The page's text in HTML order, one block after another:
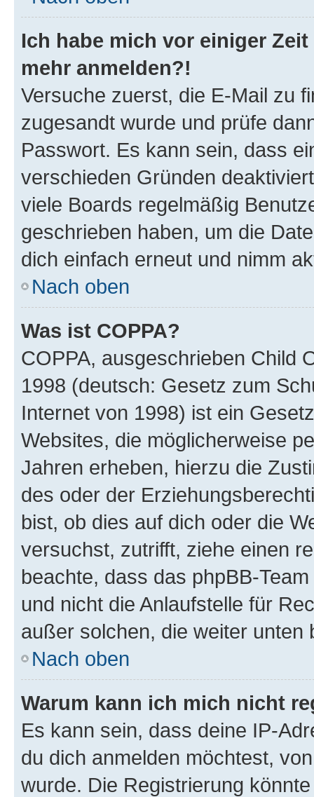
Ich habe mich vor einiger
mehr anmelden?!
Versuche zuerst, die E-Mail zu
zugesandt wurde und prüfe
Passwort. Es kann sein, dass
verschieden Gründen
viele Boards regelmäßig
geschrieben haben, um die
dich einfach erneut und nimm
Nach oben
Was ist COPPA?
COPPA, ausgeschrieben Child
1998 (deutsch: Gesetz zum
Internet von 1998) ist ein
Websites, die möglicherweise
Jahren erheben, hierzu die
des oder der
bist, ob dies auf dich oder die
versuchst, zutrifft, ziehe einen
beachte, dass das phpBB-
und nicht die Anlaufstelle für
außer solchen, die weiter unten
Nach oben
Warum kann ich mich nicht
Es kann sein, dass deine IP-
du dich anmelden möchtest,
wurde. Die Registrierung